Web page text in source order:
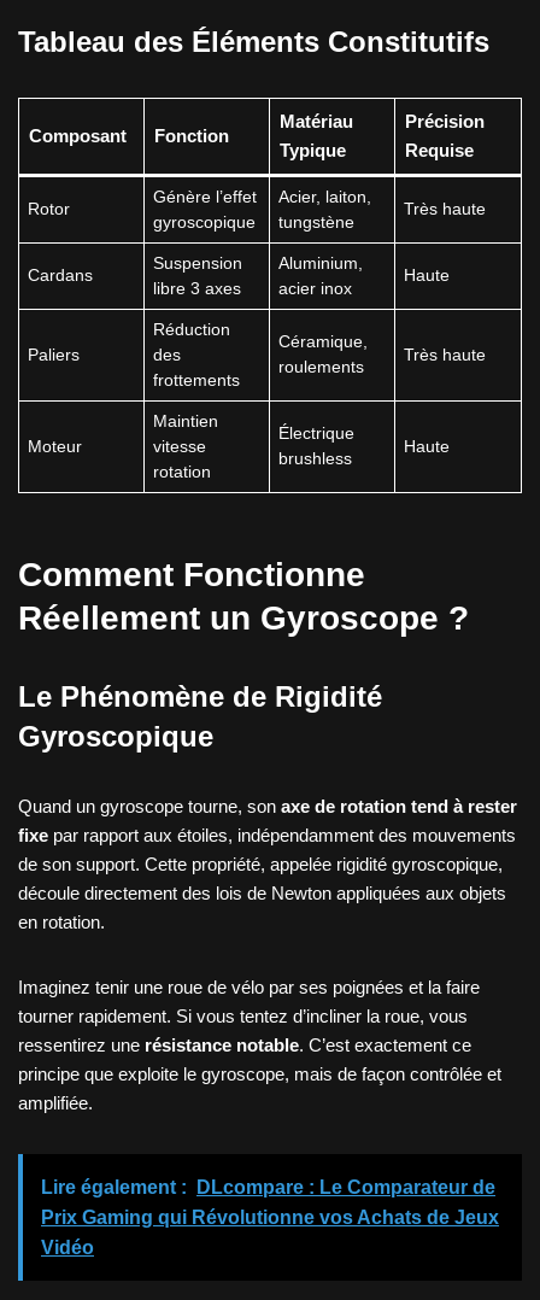
Tableau des Éléments Constitutifs
Composant Fonction
Matériau
Typique
Précision
Requise
Rotor
Génère l’effet
gyroscopique
Acier, laiton,
tungstène
Très haute
Cardans
Suspension
libre 3 axes
Aluminium,
acier inox
Haute
Paliers
Réduction
des
frottements
Céramique,
roulements
Très haute
Moteur
Maintien
vitesse
rotation
Électrique
brushless
Haute
Comment Fonctionne
Réellement un Gyroscope ?
Le Phénomène de Rigidité
Gyroscopique
Quand un gyroscope tourne, son axe de rotation tend à rester
fixe par rapport aux étoiles, indépendamment des mouvements
de son support. Cette propriété, appelée rigidité gyroscopique,
découle directement des lois de Newton appliquées aux objets
en rotation.
Imaginez tenir une roue de vélo par ses poignées et la faire
tourner rapidement. Si vous tentez d’incliner la roue, vous
ressentirez une résistance notable. C’est exactement ce
principe que exploite le gyroscope, mais de façon contrôlée et
amplifiée.
Lire également :
DLcompare : Le Comparateur de
Prix Gaming qui Révolutionne vos Achats de Jeux
Vidéo